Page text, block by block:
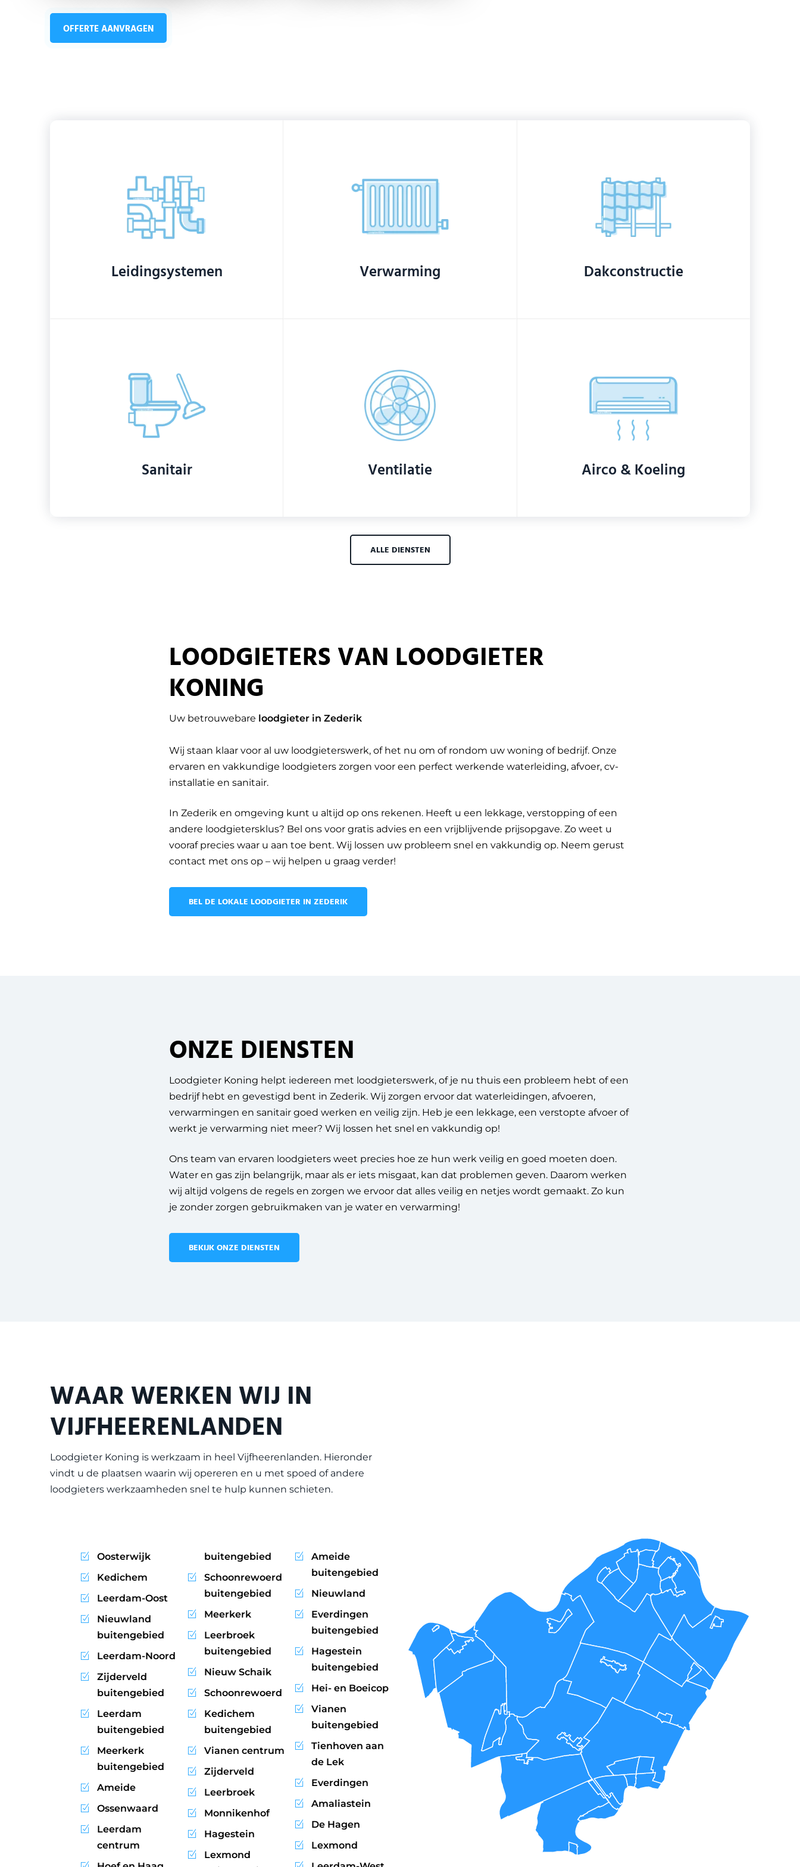
OFFERTE AANVRAGEN
Leidingsystemen Verwarming Dakconstructie
Sanitair Ventilatie Airco & Koeling
ALLE DIENSTEN
LOODGIETERS VAN LOODGIETER
KONING
Uw betrouwebare loodgieter in Zederik
Wij staan klaar voor al uw loodgieterswerk, of het nu om of rondom uw woning of bedrijf. Onze
ervaren en vakkundige loodgieters zorgen voor een perfect werkende waterleiding, afvoer, cv-
installatie en sanitair.
In Zederik en omgeving kunt u altijd op ons rekenen. Heeft u een lekkage, verstopping of een
andere loodgietersklus? Bel ons voor gratis advies en een vrijblijvende prijsopgave. Zo weet u
vooraf precies waar u aan toe bent. Wij lossen uw probleem snel en vakkundig op. Neem gerust
contact met ons op – wij helpen u graag verder!
BEL DE LOKALE LOODGIETER IN ZEDERIK
ONZE DIENSTEN
Loodgieter Koning helpt iedereen met loodgieterswerk, of je nu thuis een probleem hebt of een
bedrijf hebt en gevestigd bent in Zederik. Wij zorgen ervoor dat waterleidingen, afvoeren,
verwarmingen en sanitair goed werken en veilig zijn. Heb je een lekkage, een verstopte afvoer of
werkt je verwarming niet meer? Wij lossen het snel en vakkundig op!
Ons team van ervaren loodgieters weet precies hoe ze hun werk veilig en goed moeten doen.
Water en gas zijn belangrijk, maar als er iets misgaat, kan dat problemen geven. Daarom werken
wij altijd volgens de regels en zorgen we ervoor dat alles veilig en netjes wordt gemaakt. Zo kun
je zonder zorgen gebruikmaken van je water en verwarming!
BEKIJK ONZE DIENSTEN
WAAR WERKEN WIJ IN
VIJFHEERENLANDEN
Loodgieter Koning is werkzaam in heel Vijfheerenlanden. Hieronder
vindt u de plaatsen waarin wij opereren en u met spoed of andere
loodgieters werkzaamheden snel te hulp kunnen schieten.
Oosterwijk
Kedichem
Leerdam-Oost
Nieuwland
buitengebied
Leerdam-Noord
Zijderveld
buitengebied
Leerdam
buitengebied
Meerkerk
buitengebied
Ameide
Ossenwaard
Leerdam
centrum
buitengebied
Schoonrewoerd
buitengebied
Meerkerk
Leerbroek
buitengebied
Nieuw Schaik
Schoonrewoerd
Kedichem
buitengebied
Vianen centrum
Zijderveld
Leerbroek
Monnikenhof
Hagestein
Lexmond
Ameide
buitengebied
Nieuwland
Everdingen
buitengebied
Hagestein
buitengebied
Hei- en Boeicop
Vianen
buitengebied
Tienhoven aan
de Lek
Everdingen
Amaliastein
De Hagen
Lexmond